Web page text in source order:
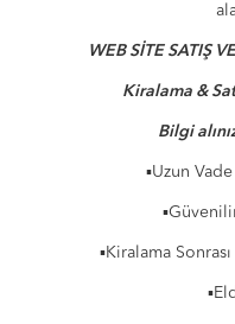
WEB SİTE SATIŞ
Kiralama &
Bilgi
▪︎Uzun
▪︎Kiralama